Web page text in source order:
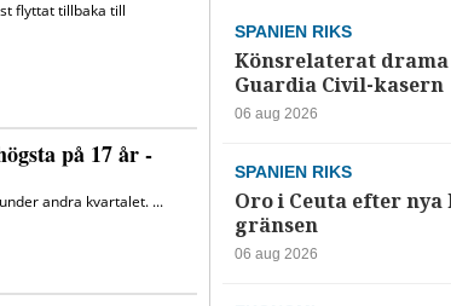
SPANIEN RIKS
Könsrelaterat
Guardia Civil-kasern
06 aug 2026
SPANIEN RIKS
Oro i Ceuta efter
gränsen
06 aug 2026